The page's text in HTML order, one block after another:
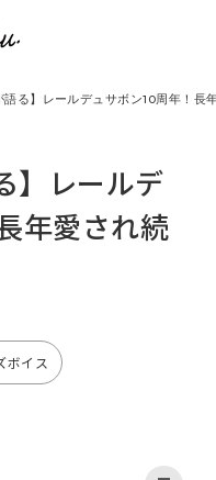
語る】レールデュサボン10周年！長
】レールデ
年愛され続
ボイス